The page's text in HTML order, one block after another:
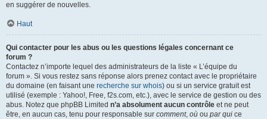
en suggérer de nouvelles.
Haut
Qui contacter pour les abus ou les questions légales concernant ce
forum ?
Contactez n’importe lequel des administrateurs de la liste « L’équipe du
forum ». Si vous restez sans réponse alors prenez contact avec le propriétaire
du domaine (en faisant une recherche sur whois) ou si un service gratuit est
utilisé (exemple : Yahoo!, Free, f2s.com, etc.), avec le service de gestion ou des
abus. Notez que phpBB Limited n’a absolument aucun contrôle et ne peut
être, en aucun cas, tenu pour responsable sur comment, où ou par qui ce